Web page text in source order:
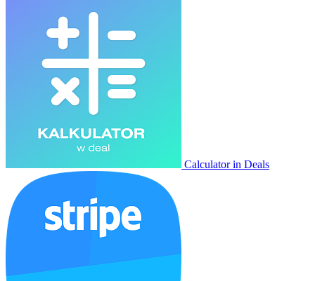
Calculator in Deals